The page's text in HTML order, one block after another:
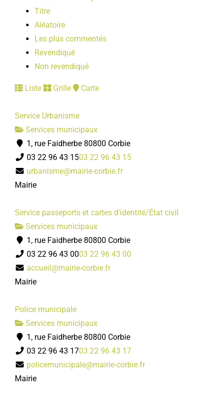
Titre
Aléatoire
Les plus commentés
Revendiqué
Non revendiqué
Liste Grille Carte
Service Urbanisme
Services municipaux
1, rue Faidherbe 80800 Corbie
03 22 96 43 1503 22 96 43 15
urbanisme@mairie-corbie.fr
Mairie
Service passeports et cartes d'identité/État civil
Services municipaux
1, rue Faidherbe 80800 Corbie
03 22 96 43 0003 22 96 43 00
accueil@mairie-corbie.fr
Mairie
Police municipale
Services municipaux
1, rue Faidherbe 80800 Corbie
03 22 96 43 1703 22 96 43 17
policemunicipale@mairie-corbie.fr
Mairie